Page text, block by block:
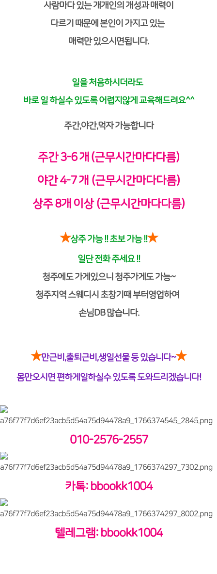
사람마다 있는 개개인의 개성과 매력이
다르기 때문에 본인이 가지고 있는
매력만 있으시면됩니다.
일을 처음하시더라도
바로 일 하실수 있도록 어렵지않게 교육해드려요^^
주간,야간,먹자 가능합니다
주간 3-6 개 (근무시간마다다름)
야간 4-7 개 (근무시간마다다름)
상주 8개 이상(근무시간마다다름)
★상주 가능 !! 초보 가능 !!★
일단 전화 주세요 !!
청주에도 가게있으니 청주가게도 가능~
청주지역 스웨디시 초창기때 부터영업하여
손님DB 많습니다.
★만근비,출퇴근비,생일선물 등 있습니다~★
몸만오시면 편하게일하실수 있도록 도와드리겠습니다!
010-2576-2557
카톡: bbookk1004
텔레그램: bbookk1004